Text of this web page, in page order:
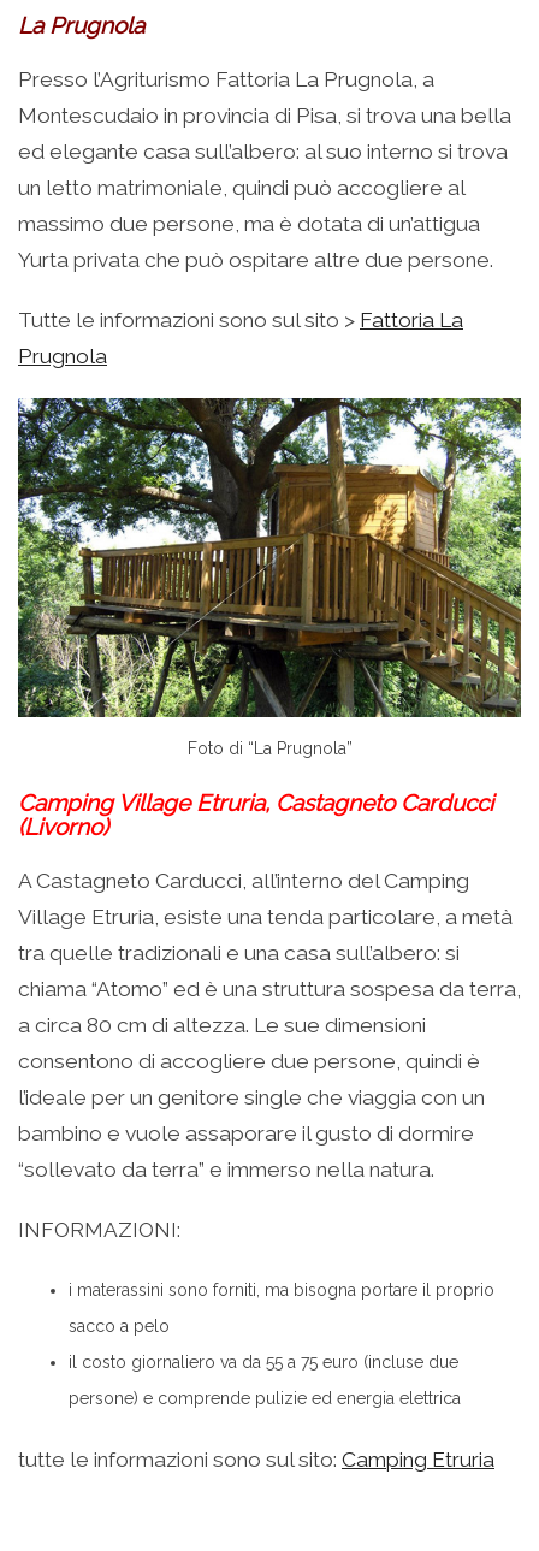
La Prugnola
Presso l’Agriturismo Fattoria La Prugnola, a
Montescudaio in provincia di Pisa, si trova una bella
ed elegante casa sull’albero: al suo interno si trova
un letto matrimoniale, quindi può accogliere al
massimo due persone, ma è dotata di un’attigua
Yurta privata che può ospitare altre due persone.
Tutte le informazioni sono sul sito > Fattoria La
Prugnola
Foto di “La Prugnola”
Camping Village Etruria, Castagneto Carducci
(Livorno)
A Castagneto Carducci, all’interno del Camping
Village Etruria, esiste una tenda particolare, a metà
tra quelle tradizionali e una casa sull’albero: si
chiama “Atomo” ed è una struttura sospesa da terra,
a circa 80 cm di altezza. Le sue dimensioni
consentono di accogliere due persone, quindi è
l’ideale per un genitore single che viaggia con un
bambino e vuole assaporare il gusto di dormire
“sollevato da terra” e immerso nella natura.
INFORMAZIONI:
i materassini sono forniti, ma bisogna portare il proprio
sacco a pelo
il costo giornaliero va da 55 a 75 euro (incluse due
persone) e comprende pulizie ed energia elettrica
tutte le informazioni sono sul sito: Camping Etruria